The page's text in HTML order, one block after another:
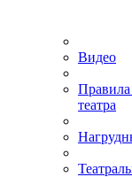
Видео
Правила
театра